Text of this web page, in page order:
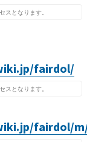
スとなります。
fairdol/
スとなります。
fairdol/